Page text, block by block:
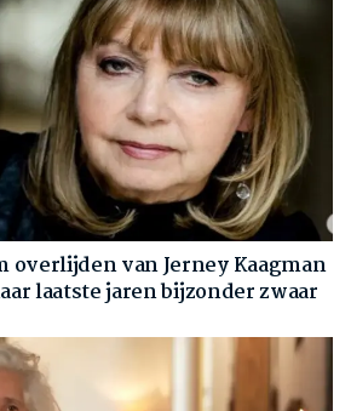
overlijden van Jerney Kaagman
laatste jaren bijzonder zwaar